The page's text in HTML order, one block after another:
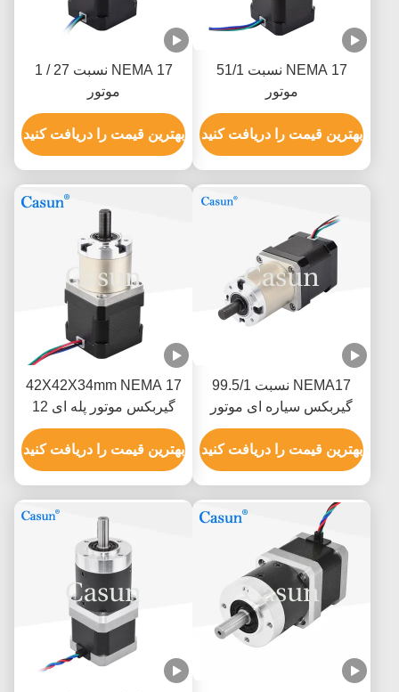
NEMA 17 نسبت 51/1
موتور
بهترین قیمت را دریافت کنید
NEMA 17 نسبت 27 / 1
موتور
بهترین قیمت را دریافت کنید
NEMA17 نسبت 99.5/1
گیربکس سیاره ای موتور
گام 0.44mN.m برای بازوی
ربات Cnc
بهترین قیمت را دریافت کنید
42X42X34mm NEMA 17
گیربکس موتور پله ای 12
ولت نسخه دوقطبی یا تک
قطبی
بهترین قیمت را دریافت کنید